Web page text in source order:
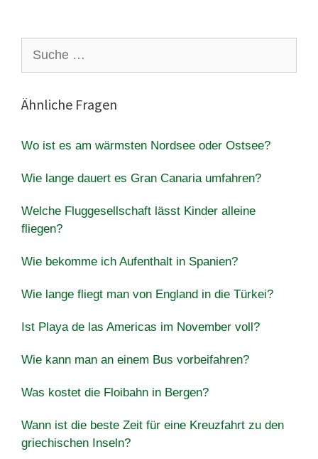
nach:
Ähnliche Fragen
Wo ist es am wärmsten Nordsee oder Ostsee?
Wie lange dauert es Gran Canaria umfahren?
Welche Fluggesellschaft lässt Kinder alleine
fliegen?
Wie bekomme ich Aufenthalt in Spanien?
Wie lange fliegt man von England in die Türkei?
Ist Playa de las Americas im November voll?
Wie kann man an einem Bus vorbeifahren?
Was kostet die Floibahn in Bergen?
Wann ist die beste Zeit für eine Kreuzfahrt zu den
griechischen Inseln?